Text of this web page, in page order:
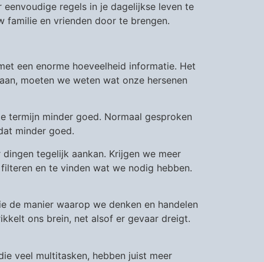
regels in je dagelijkse leven te
familie en vrienden door te brengen.
een enorme hoeveelheid informatie. Het
moeten we weten wat onze hersenen
termijn minder goed. Normaal gesproken
minder goed.
tegelijk aankan. Krijgen we meer
en te vinden wat we nodig hebben.
de manier waarop we denken en handelen
ons brein, net alsof er gevaar dreigt.
veel multitasken, hebben juist meer